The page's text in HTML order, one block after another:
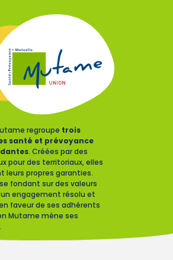
regroupe trois
santé et prévoyance
. Créées par des
pour des territoriaux, elles
leurs propres garanties.
fondant sur des valeurs
engagement résolu et
faveur de ses adhérents
Mutame mène ses